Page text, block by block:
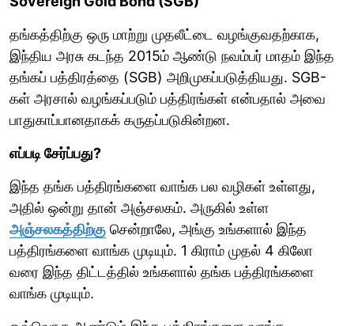
தங்கத்திற்கு ஒரு மாற்று முதலீட்டை வழங்குவதற்காக,
இந்திய அரசு கடந்த 2015ம் ஆண்டு நவம்பர் மாதம் இந்த
தங்கப் பத்திரத்தை (SGB) அறிமுகப்படுத்தியது. SGB-
கள் அரசால் வழங்கப்படும் பத்திரங்கள் என்பதால் அவை
பாதுகாப்பானதாகக் கருதப்படுகின்றன.
எப்படி சேர்ப்பது?
இந்த தங்க பத்திரங்களை வாங்க பல வழிகள் உள்ளது,
அதில் ஒன்று தான் அஞ்சலகம். அருகில் உள்ள
அஞ்சலகத்திற்கு சென்றாலே, அங்கு உங்களால் இந்த
பத்திரங்களை வாங்க முடியும். 1 கிராம் முதல் 4 கிலோ
வரை இந்த திட்டத்தில் உங்களால் தங்க பத்திரங்களை
வாங்க முடியும்.